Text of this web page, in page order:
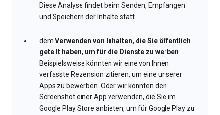
Diese Analyse findet beim Senden, Empfangen
und Speichern der Inhalte statt.
dem Verwenden von Inhalten, die Sie öffentlich
geteilt haben, um für die Dienste zu werben.
Beispielsweise könnten wir eine von Ihnen
verfasste Rezension zitieren, um eine unserer
Apps zu bewerben. Oder wir könnten den
Screenshot einer App verwenden, die Sie im
Google Play Store anbieten, um für Google Play zu